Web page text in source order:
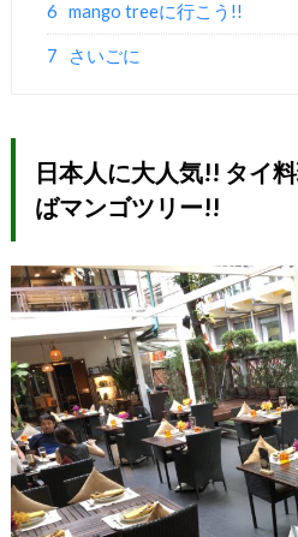
6 mango treeに行こう!!
7 さいごに
日本人に大人気!! タイ
ばマンゴツリー!!